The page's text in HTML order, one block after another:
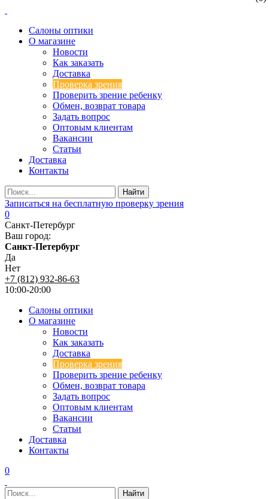
Салоны оптики
О магазине
Новости
Как заказать
Доставка
Проверка зрения
Проверить зрение ребенку
Обмен, возврат товара
Задать вопрос
Оптовым клиентам
Вакансии
Статьи
Доставка
Контакты
Записаться на бесплатную проверку зрения
0
Санкт-Петербург
Ваш город:
Санкт-Петербург
Да
Нет
+7 (812) 932-86-63
10:00-20:00
Салоны оптики
О магазине
Новости
Как заказать
Доставка
Проверка зрения
Проверить зрение ребенку
Обмен, возврат товара
Задать вопрос
Оптовым клиентам
Вакансии
Статьи
Доставка
Контакты
0